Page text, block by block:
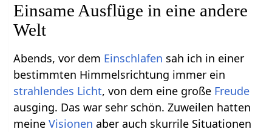
Einsame Ausflüge in eine andere
Welt
Abends, vor dem Einschlafen sah ich in einer
bestimmten Himmelsrichtung immer ein
strahlendes Licht, von dem eine große Freude
ausging. Das war sehr schön. Zuweilen hatten
meineVisionen aber auch skurrile Situationen